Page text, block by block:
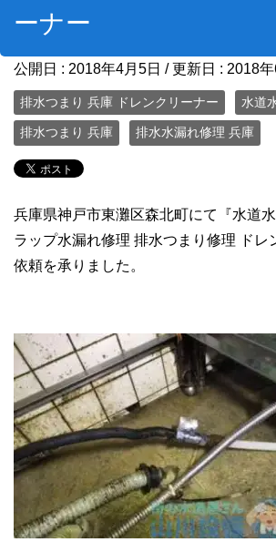
ーナー
公開日 : 2018年4月5日 / 更新日 : 2018年
排水つまり 兵庫 ドレンクリーナー 水道
排水つまり 兵庫 排水水漏れ修理 兵庫
兵庫県神戸市東灘区森北町にて『水道
ラップ水漏れ修理 排水つまり修理 ドレ
依頼を承りました。